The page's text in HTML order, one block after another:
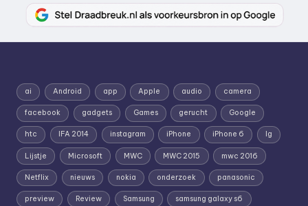
ai Android app Apple audio camera
facebook gadgets Games gerucht Google
htc IFA 2014 instagram iPhone iPhone 6 lg
Lijstje Microsoft MWC MWC 2015 mwc 2016
Netflix nieuws nokia onderzoek panasonic
preview Review Samsung samsung galaxy s6